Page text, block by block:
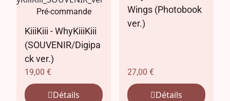
Pré-commande
KiiiKiii - WhyKiiiKiii
(SOUVENIR/Digipa
ck ver.)
19,00€
Détails
Wings (Photobook
ver.)
27,00 €
Détails